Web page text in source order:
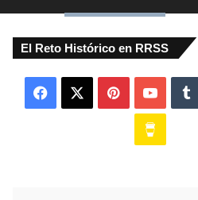
El Reto Histórico en RRSS
Facebook Pinterest